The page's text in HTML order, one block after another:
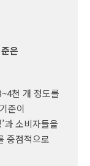
은
천 개 정도를
준이
과 소비자들을
중점적으로